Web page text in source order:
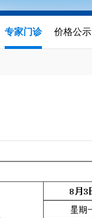
专家门诊 价格公示